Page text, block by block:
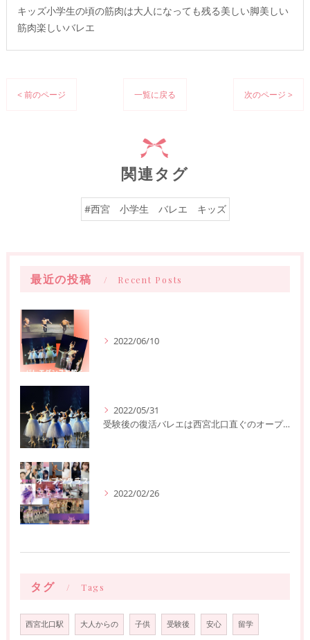
キッズ小学生の頃の筋肉は大人になっても残る美しい脚美しい
筋肉楽しいバレエ
< 前のページ 一覧に戻る 次のページ >
関連タグ
#西宮 小学生 バレエ キッズ
最近の投稿 Recent Posts
2022/06/10
2022/05/31
受験後の復活バレエは西宮北口直ぐのオープンクラスへ
2022/02/26
タグ Tags
西宮北口駅 大人からの 子供 受験後 安心 留学